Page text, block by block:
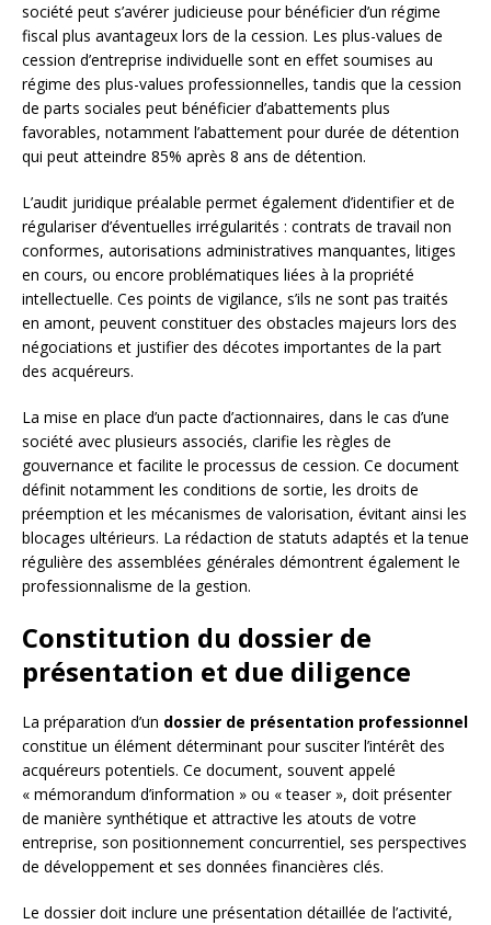
société peut s’avérer judicieuse pour bénéficier d’un régime
fiscal plus avantageux lors de la cession. Les plus-values de
cession d’entreprise individuelle sont en effet soumises au
régime des plus-values professionnelles, tandis que la cession
de parts sociales peut bénéficier d’abattements plus
favorables, notamment l’abattement pour durée de détention
qui peut atteindre 85% après 8 ans de détention.
L’audit juridique préalable permet également d’identifier et de
régulariser d’éventuelles irrégularités : contrats de travail non
conformes, autorisations administratives manquantes, litiges
en cours, ou encore problématiques liées à la propriété
intellectuelle. Ces points de vigilance, s’ils ne sont pas traités
en amont, peuvent constituer des obstacles majeurs lors des
négociations et justifier des décotes importantes de la part
des acquéreurs.
La mise en place d’un pacte d’actionnaires, dans le cas d’une
société avec plusieurs associés, clarifie les règles de
gouvernance et facilite le processus de cession. Ce document
définit notamment les conditions de sortie, les droits de
préemption et les mécanismes de valorisation, évitant ainsi les
blocages ultérieurs. La rédaction de statuts adaptés et la tenue
régulière des assemblées générales démontrent également le
professionnalisme de la gestion.
Constitution du dossier de
présentation et due diligence
La préparation d’un dossier de présentation professionnel
constitue un élément déterminant pour susciter l’intérêt des
acquéreurs potentiels. Ce document, souvent appelé
« mémorandum d’information » ou « teaser », doit présenter
de manière synthétique et attractive les atouts de votre
entreprise, son positionnement concurrentiel, ses perspectives
de développement et ses données financières clés.
Le dossier doit inclure une présentation détaillée de l’activité,